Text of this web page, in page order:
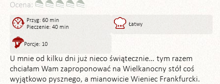
Ocena:
Przyg: 60 min
Pieczenie: 40 min
Łatwy
Porcje: 10
U mnie od kilku dni już nieco świątecznie… tym razem
chciałam Wam zaproponować na Wielkanocny stół coś
wyjątkowo pysznego, a mianowicie Wieniec Frankfurcki.